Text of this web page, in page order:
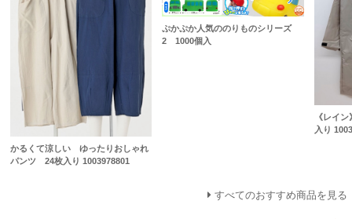
かるくて涼しい ゆったりおしゃれ
パンツ 24枚入り 1003978801
ぷかぷか人気ののりものシリーズ
2 1000個入
《レイ
入り
すべてのおすすめ商品を見る